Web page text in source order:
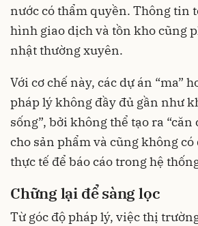
nước có thẩm quyền. Thông tin
hình giao dịch và tồn kho cũng
nhật thường xuyên.
Với cơ chế này, các dự án “ma”
pháp lý không đầy đủ gần như
sống”, bởi không thể tạo ra “căn
cho sản phẩm và cũng không
thực tế để báo cáo trong hệ
Chững lại để sàng lọc
Từ góc độ pháp lý, việc thị